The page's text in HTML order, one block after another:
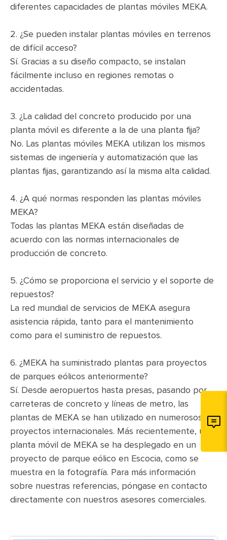
diferentes capacidades de plantas móviles MEKA.
2. ¿Se pueden instalar plantas móviles en terrenos
de difícil acceso?
Sí. Gracias a su diseño compacto, se instalan
fácilmente incluso en regiones remotas o
accidentadas.
3. ¿La calidad del concreto producido por una
planta móvil es diferente a la de una planta fija?
No. Las plantas móviles MEKA utilizan los mismos
sistemas de ingeniería y automatización que las
plantas fijas, garantizando así la misma alta calidad.
4. ¿A qué normas responden las plantas móviles
MEKA?
Todas las plantas MEKA están diseñadas de
acuerdo con las normas internacionales de
producción de concreto.
5. ¿Cómo se proporciona el servicio y el soporte de
repuestos?
La red mundial de servicios de MEKA asegura
asistencia rápida, tanto para el mantenimiento
como para el suministro de repuestos.
6. ¿MEKA ha suministrado plantas para proyectos
de parques eólicos anteriormente?
Sí. Desde aeropuertos hasta presas, pasando por
carreteras de concreto y líneas de metro, las
plantas de MEKA se han utilizado en numerosos
proyectos internacionales. Más recientemente, una
planta móvil de MEKA se ha desplegado en un
proyecto de parque eólico en Escocia, como se
muestra en la fotografía. Para más información
sobre nuestras referencias, póngase en contacto
directamente con nuestros asesores comerciales.